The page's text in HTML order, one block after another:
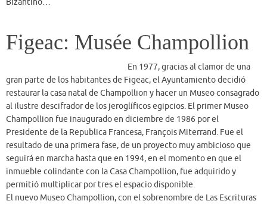
Champollion fue inaugurado en diciembre de 1986 por el
seguirá en marcha hasta que en 1994, en el momento en que el
permitió multiplicar por tres el espacio disponible.
El nuevo Museo Champollion, con el sobrenombre de Las Escrituras
del Mundo, abre sus puertas en julio de 2007. Su objetivo sigue
siendo el de enriquecer su colección y de inscribir el inmenso
trabajo de Jean-François Champollion en el corazón de la historia de
la escritura…
Florencia: Museo